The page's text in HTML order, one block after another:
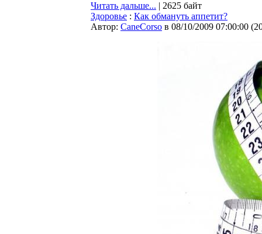
Читать дальше... | 2625 байт
Здоровье : Как обмануть аппетит?
Автор: CaneCorso в 08/10/2009 07:00:00 (